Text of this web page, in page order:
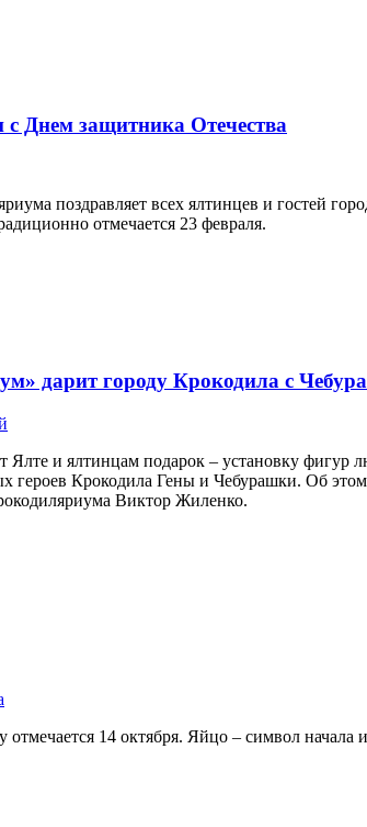
Днем защитника Отечества
поздравляет всех ялтинцев и гостей
отмечается 23 февраля.
дарит городу Крокодила с
Ялте и ялтинцам подарок – установку фигур
героев Крокодила Гены и Чебурашки. Об этом
Виктор Жиленко.
14 октября. Яйцо – символ начала